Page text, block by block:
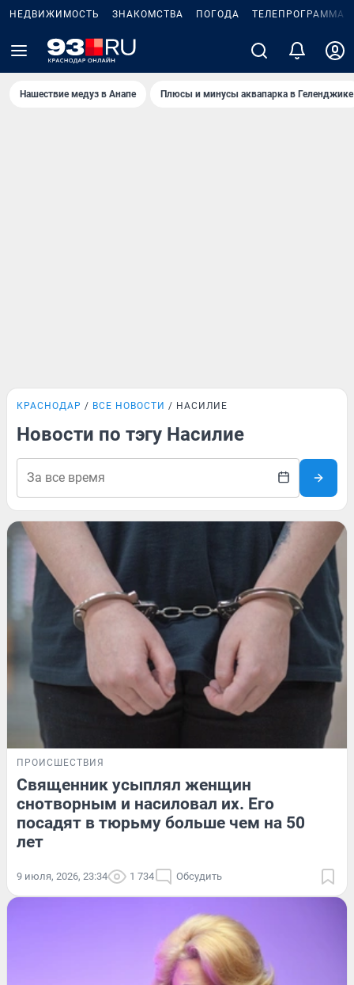
НЕДВИЖИМОСТЬ ЗНАКОМСТВА ПОГОДА ТЕЛЕПРОГРАММА
Нашествие медуз в Анапе Плюсы и минусы аквапарка в Геленджике
КРАСНОДАР ВСЕ НОВОСТИ НАСИЛИЕ
Новости по тэгу Насилие
ПРОИСШЕСТВИЯ
Священник усыплял женщин
снотворным и насиловал их. Его
посадят в тюрьму больше чем на 50
лет
9 июля, 2026, 23:34 1 734 Обсудить